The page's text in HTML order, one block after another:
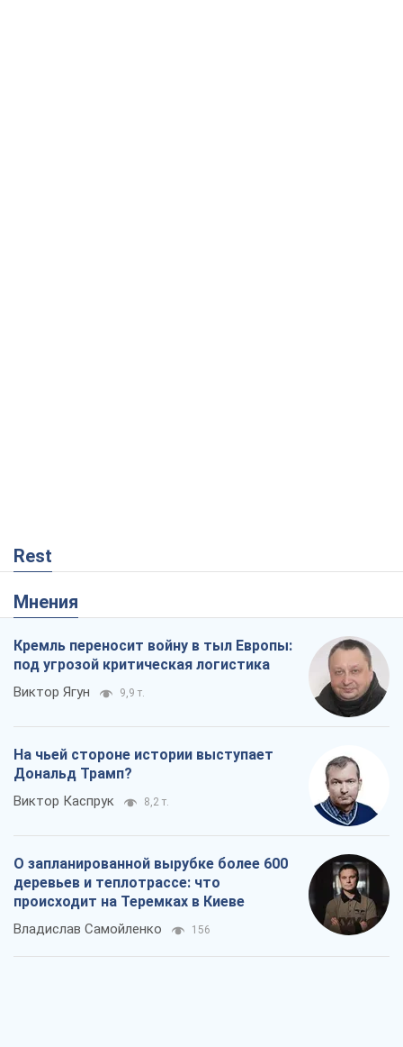
Rest
Мнения
Кремль переносит войну в тыл Европы:
под угрозой критическая логистика
Виктор Ягун 9,9 т.
На чьей стороне истории выступает
Дональд Трамп?
Виктор Каспрук 8,2 т.
О запланированной вырубке более 600
деревьев и теплотрассе: что
происходит на Теремках в Киеве
Владислав Самойленко 156